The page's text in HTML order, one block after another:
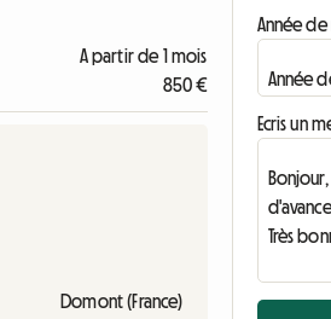
A partir de 1 mois
850 €
Domont (France)
Année de
Ecris un